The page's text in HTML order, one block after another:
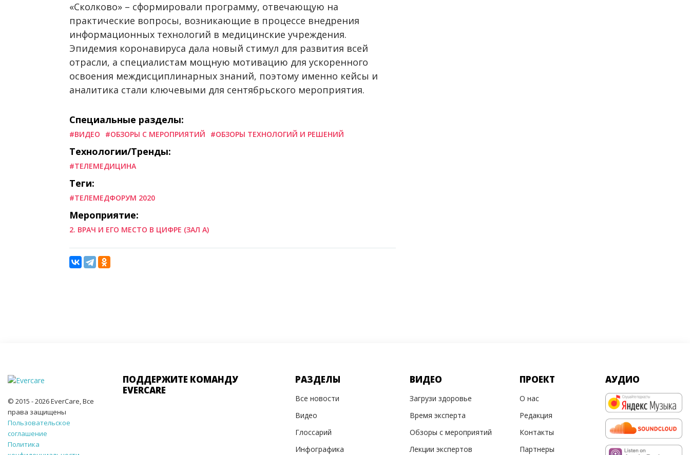
«Сколково» – сформировали программу, отвечающую на
практические вопросы, возникающие в процессе внедрения
информационных технологий в медицинские учреждения.
Эпидемия коронавируса дала новый стимул для развития всей
отрасли, а специалистам мощную мотивацию для ускоренного
освоения междисциплинарных знаний, поэтому именно кейсы и
аналитика стали ключевыми для сентябрьского мероприятия.
Специальные разделы:
#ВИДЕО #ОБЗОРЫ С МЕРОПРИЯТИЙ #ОБЗОРЫ ТЕХНОЛОГИЙ И РЕШЕНИЙ
Технологии/Тренды:
#ТЕЛЕМЕДИЦИНА
Теги:
#ТЕЛЕМЕДФОРУМ 2020
Мероприятие:
2. ВРАЧ И ЕГО МЕСТО В ЦИФРЕ (ЗАЛ А)
© 2015 - 2026 EverCare, Все
права защищены
Пользовательское
соглашение
Политика
ПОДДЕРЖИТЕ КОМАНДУ
EVERCARE
РАЗДЕЛЫ
Все новости
Видео
Глоссарий
Инфографика
ВИДЕО
Загрузи здоровье
Время эксперта
Обзоры с мероприятий
Лекции экспертов
ПРОЕКТ
О нас
Редакция
Контакты
Партнеры
АУДИО